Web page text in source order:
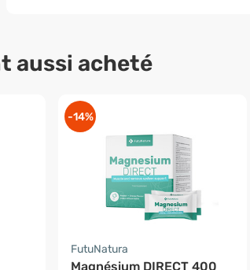
aussi acheté
-14%
FutuNatura
Magnésium DIRECT 400